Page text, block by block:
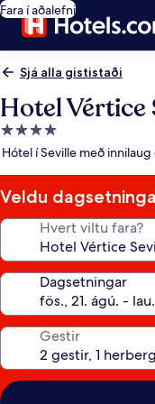
Fara í aðalefni
Sjá alla gististaði
Hotel Vértice
4.0
stjörnu
Hótel í Seville með
Veldu
Hvert viltu fara?
Dagsetningar
Gestir